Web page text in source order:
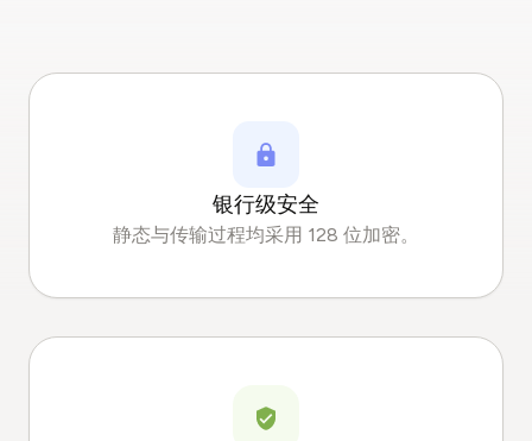
银行级安全
静态与传输过程均采用 128 位加密。